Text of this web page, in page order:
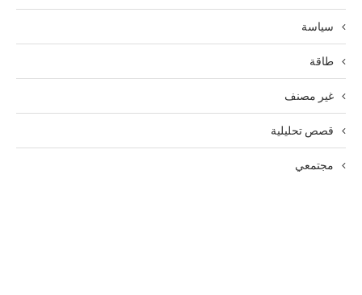
سياسة
طاقة
غير مصنف
قصص تحليلية
مجتمعي